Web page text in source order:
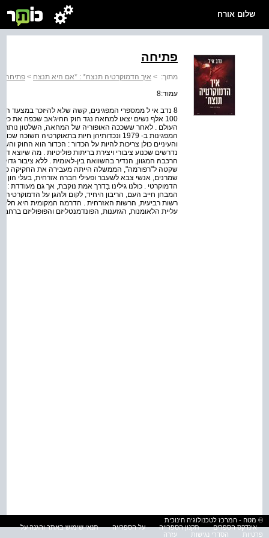
שלום אורח
פתיחה
מתוך: > איך הדמוקרטיה תנצח* : *אם היא תנצח > פתיחה
עמוד:8
100 אלף נשים יצאו למחאה נגד חוק החיג'אב שכפה את
העולם . לאחר ששככה האופוריה של המחאה, השלטון נותר
המפגינות ב- 1979 ונכדותיהן חיות בתאוקרטיה
והעיניים כולן צריכות להיות על הכדור : הכדור הוא החוק
נדרשים שכנוע ציבורי ויצירת בריתות פוליטיות . מה
הרכּבהּ המגוון, הנדיר בהשוואה בין-לאומית . ללא ציבור
שקטה ל"רפורמה", הממשלה הייתה מעבירה את החקיקה כולה
שמרנים, אנשי צבא לשעבר ופעילי חברה אזרחית, בעלי הון
הדמוקרטי . כולנו גילינו בַּדרך אמת נוקבת, אך גם מעודדת :
המבחן חייב העם, הריבון היחיד, לקום ולהגן על
רשות רביעית, הרשות האזרחית . הדרמה המקומית היא חלק
עליית הלאומנות, הגזענות, הפונדמנטליזם והפופוליזם
© מטח - המרכז לטכנולוגיה חינוכית
אינדקס הספרים
תקנון הספרייה על הספרייה
תנאי שימוש באתר והגנה על
פרטיות
הסדרי נגישות עזרה